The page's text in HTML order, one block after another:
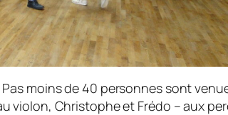
moins de 40 personnes sont
violon, Christophe et Frédo – aux